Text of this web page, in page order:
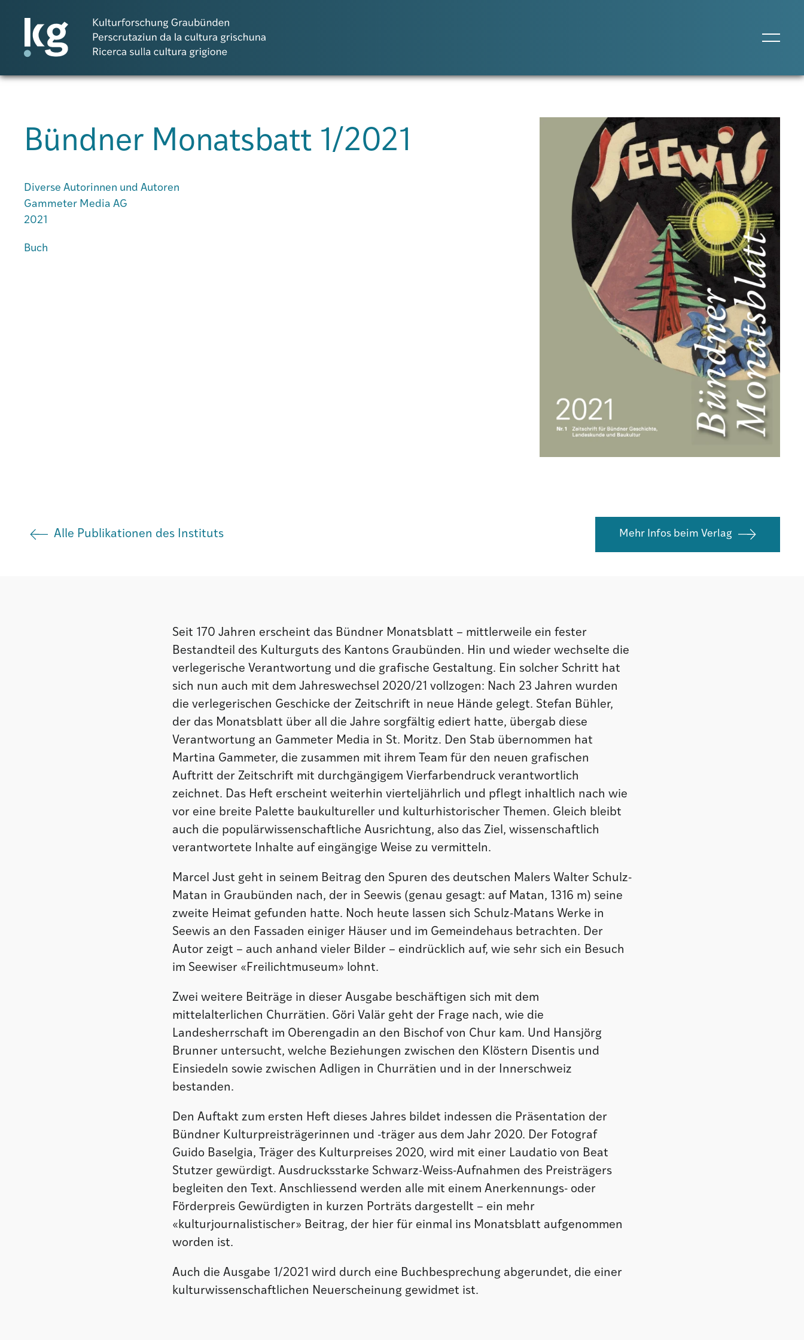
Atlas GR
Publikationen
Bündner Monatsbatt 1/2021
Diverse Autorinnen und Autoren
Gammeter Media AG
2021
Buch
Alle Publikationen des Instituts Mehr Infos beim Verlag
Seit 170 Jahren erscheint das Bündner Monatsblatt – mittlerweile ein fester
Bestandteil des Kulturguts des Kantons Graubünden. Hin und wieder wechselte die
verlegerische Verantwortung und die grafische Gestaltung. Ein solcher Schritt hat
sich nun auch mit dem Jahreswechsel 2020/21 vollzogen: Nach 23 Jahren wurden
die verlegerischen Geschicke der Zeitschrift in neue Hände gelegt. Stefan Bühler,
der das Monatsblatt über all die Jahre sorgfältig ediert hatte, übergab diese
Verantwortung an Gammeter Media in St. Moritz. Den Stab übernommen hat
Martina Gammeter, die zusammen mit ihrem Team für den neuen grafischen
Auftritt der Zeitschrift mit durchgängigem Vierfarbendruck verantwortlich
zeichnet. Das Heft erscheint weiterhin vierteljährlich und pflegt inhaltlich nach wie
vor eine breite Palette baukultureller und kulturhistorischer Themen. Gleich bleibt
auch die populärwissenschaftliche Ausrichtung, also das Ziel, wissenschaftlich
verantwortete Inhalte auf eingängige Weise zu vermitteln.
Marcel Just geht in seinem Beitrag den Spuren des deutschen Malers Walter Schulz-
Matan in Graubünden nach, der in Seewis (genau gesagt: auf Matan, 1316 m) seine
zweite Heimat gefunden hatte. Noch heute lassen sich Schulz-Matans Werke in
Seewis an den Fassaden einiger Häuser und im Gemeindehaus betrachten. Der
Autor zeigt – auch anhand vieler Bilder – eindrücklich auf, wie sehr sich ein Besuch
im Seewiser «Freilichtmuseum» lohnt.
Zwei weitere Beiträge in dieser Ausgabe beschäftigen sich mit dem
mittelalterlichen Churrätien. Göri Valär geht der Frage nach, wie die
Landesherrschaft im Oberengadin an den Bischof von Chur kam. Und Hansjörg
Brunner untersucht, welche Beziehungen zwischen den Klöstern Disentis und
Einsiedeln sowie zwischen Adligen in Churrätien und in der Innerschweiz
bestanden.
Den Auftakt zum ersten Heft dieses Jahres bildet indessen die Präsentation der
Bündner Kulturpreisträgerinnen und -träger aus dem Jahr 2020. Der Fotograf
Guido Baselgia, Träger des Kulturpreises 2020, wird mit einer Laudatio von Beat
Stutzer gewürdigt. Ausdrucksstarke Schwarz-Weiss-Aufnahmen des Preisträgers
begleiten den Text. Anschliessend werden alle mit einem Anerkennungs- oder
Förderpreis Gewürdigten in kurzen Porträts dargestellt – ein mehr
«kulturjournalistischer» Beitrag, der hier für einmal ins Monatsblatt aufgenommen
worden ist.
Auch die Ausgabe 1/2021 wird durch eine Buchbesprechung abgerundet, die einer
kulturwissenschaftlichen Neuerscheinung gewidmet ist.